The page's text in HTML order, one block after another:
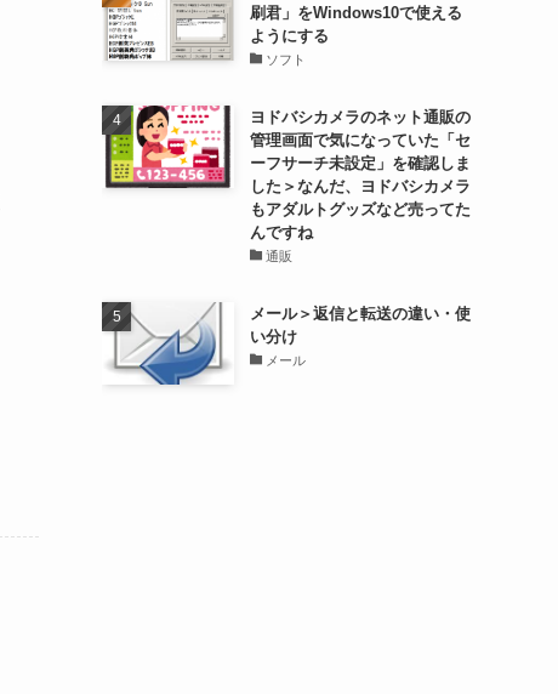
刷君」をWindows10で使える
ようにする
ソフト
ヨドバシカメラのネット通販の
管理画面で気になっていた「セ
ーフサーチ未設定」を確認しま
した＞なんだ、ヨドバシカメラ
もアダルトグッズなど売ってた
んですね
通販
メール＞返信と転送の違い・使
い分け
メール